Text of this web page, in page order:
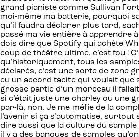
grand pianiste comme Sullivan
moi-même ma batterie, pourquoi
qu’il faudra déclarer plus tard,
passé ma vie entière à apprendre
dois dire que Spotify qui achète
coup de théâtre ultime, c’est fou !
qu’historiquement, tous les
déclarés, c’est une sorte de zone
eu un accord tacite qui voulait que
grosse partie d’un morceau il
si c’était juste une charley ou une
par-là, non. Je me méfie de la
l’avenir si ça s’automatise, surtout
dire aussi que la culture du sample
il y a des banques de samples